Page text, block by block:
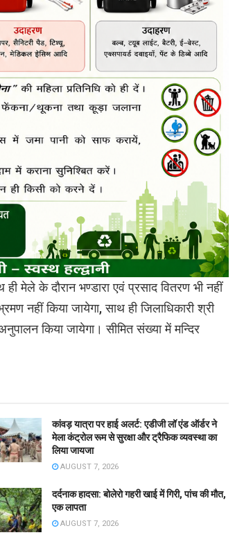
मेले के दौरान भण्डारा एवं प्रसाद वितरण भी नहीं
नहीं किया जायेगा, साथ ही जिलाधिकारी श्री
किया जायेगा। सीमित संख्या में मन्दिर
कांवड़ यात्रा पर हाई अलर्ट: एडीजी लॉ एंड ऑर्डर ने
मेला कंट्रोल रूम से सुरक्षा और ट्रैफिक व्यवस्था का
लिया जायजा
AUGUST 7, 2026
दर्दनाक हादसा: बोलेरो गहरी खाई में गिरी, पांच की मौत,
एक लापता
AUGUST 7, 2026